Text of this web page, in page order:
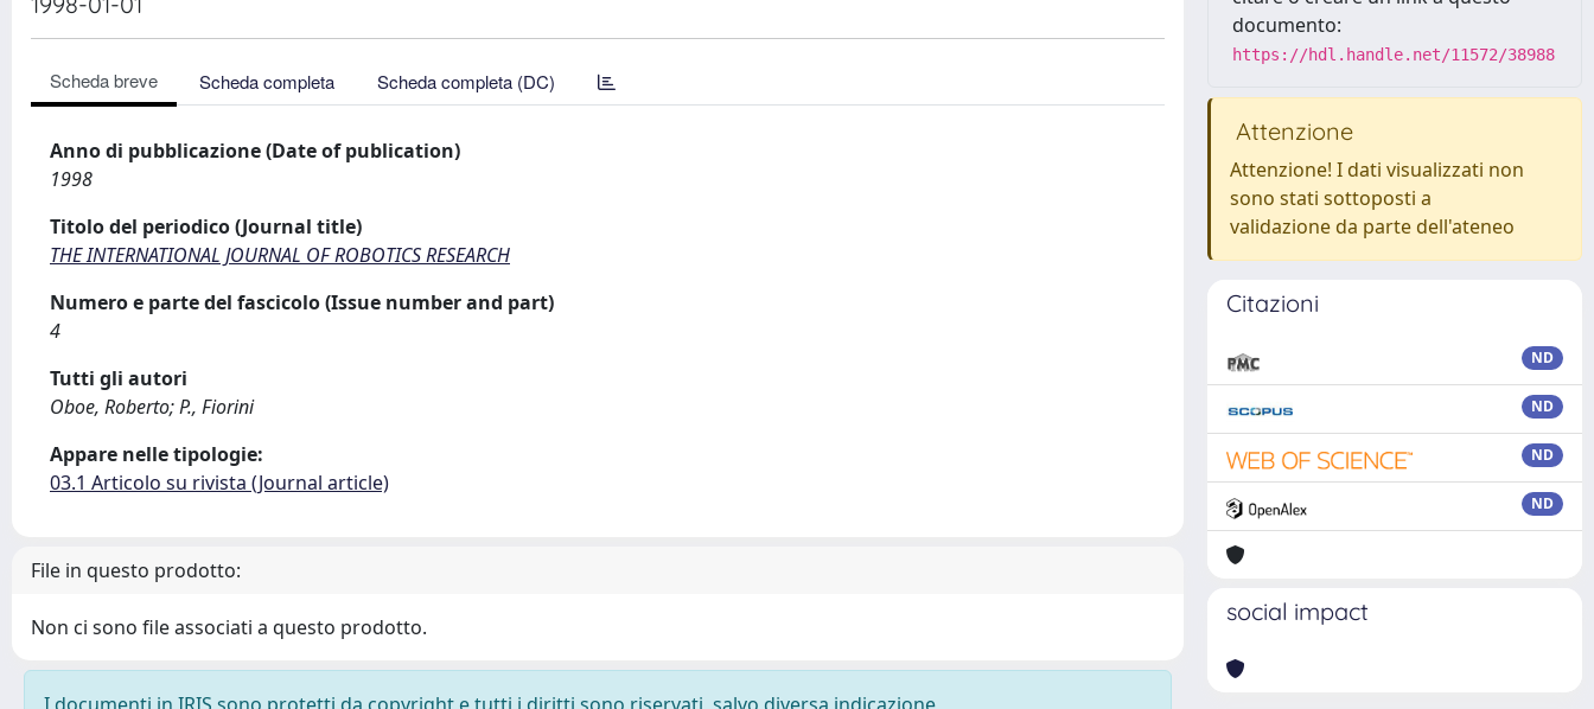
Scheda breve Scheda completa Scheda completa (DC)
Anno di pubblicazione (Date of publication)
1998
Titolo del periodico (Journal title)
THE INTERNATIONAL JOURNAL OF ROBOTICS RESEARCH
Numero e parte del fascicolo (Issue number and part)
4
Tutti gli autori
Oboe, Roberto; P., Fiorini
Appare nelle tipologie:
03.1 Articolo su rivista (Journal article)
File in questo prodotto:
Non ci sono file associati a questo prodotto.
documento:
https://hdl.handle.net/11572/38988
Attenzione
Attenzione! I dati visualizzati non
sono stati sottoposti a
validazione da parte dell'ateneo
Citazioni
ND
ND
ND
ND
social impact